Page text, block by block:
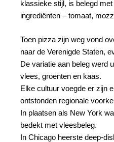
klassieke stijl, is belegd
ingrediënten – tomaat,
Toen pizza zijn weg vond
naar de Verenigde Staten,
De variatie aan beleg werd
vlees, groenten en kaas.
Elke cultuur voegde er zijn
ontstonden regionale
In plaatsen als New York
bedekt met vleesbeleg.
In Chicago heerste deep-